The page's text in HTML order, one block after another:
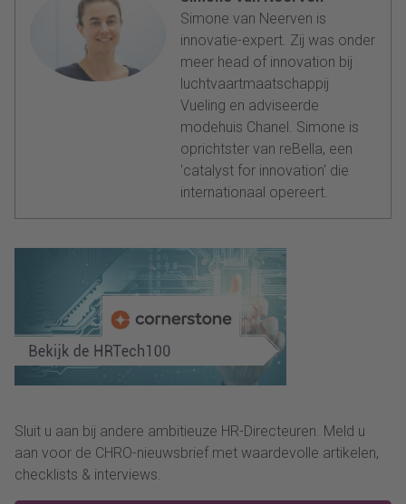
Simone van Neerven is
innovatie-expert. Zij was onder
meer head of innovation bij
luchtvaartmaatschappij
Vueling en adviseerde
modehuis Chanel. Simone is
oprichtster van reBella, een
'catalyst for innovation' die
internationaal opereert.
Sluit u aan bij andere ambitieuze HR-Directeuren. Meld u
aan voor de CHRO-nieuwsbrief met waardevolle artikelen,
checklists & interviews.